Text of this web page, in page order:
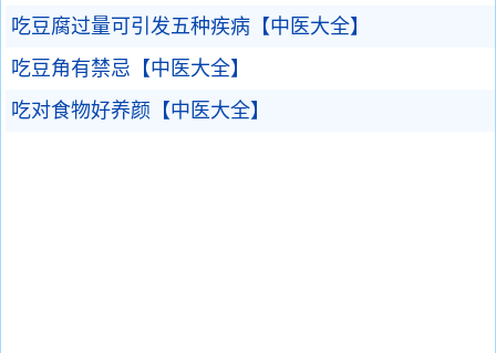
吃豆腐过量可引发五种疾病【中医大全】
吃豆角有禁忌【中医大全】
吃对食物好养颜【中医大全】